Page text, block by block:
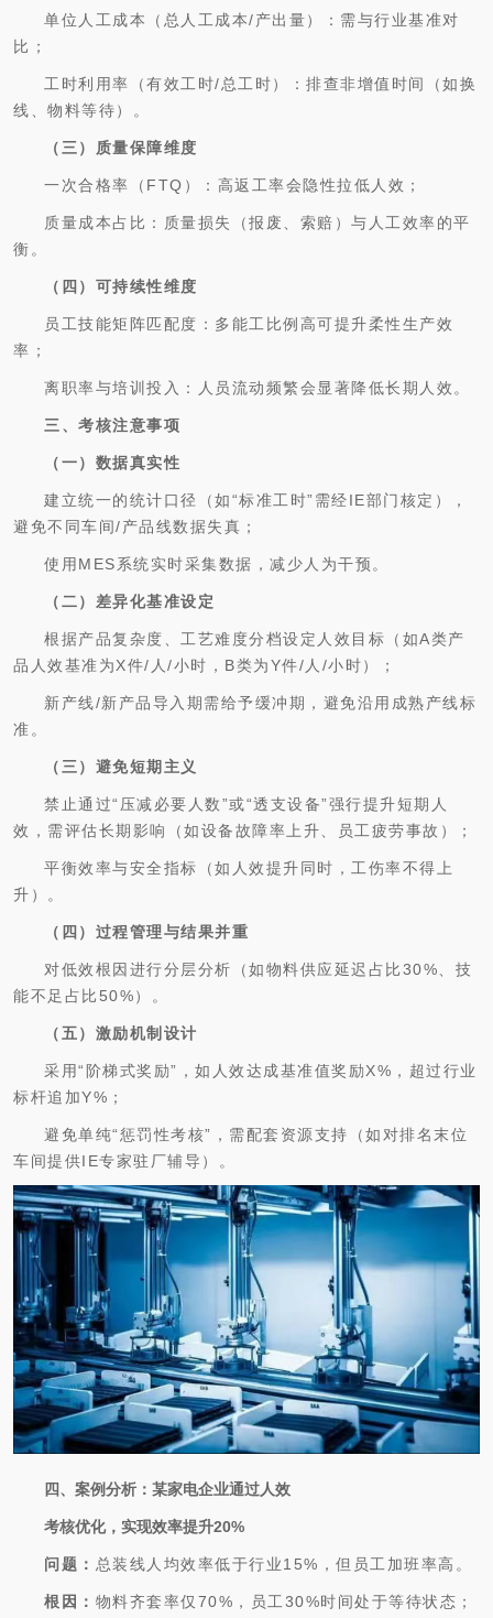
单位人工成本（总人工成本/产出量）：需与行业基准对
比；
工时利用率（有效工时/总工时）：排查非增值时间（如换
线、物料等待）。
（三）质量保障维度
一次合格率（FTQ）：高返工率会隐性拉低人效；
质量成本占比：质量损失（报废、索赔）与人工效率的平
衡。
（四）可持续性维度
员工技能矩阵匹配度：多能工比例高可提升柔性生产效
率；
离职率与培训投入：人员流动频繁会显著降低长期人效。
三、考核注意事项
（一）数据真实性
建立统一的统计口径（如“标准工时”需经IE部门核定），
避免不同车间/产品线数据失真；
使用MES系统实时采集数据，减少人为干预。
（二）差异化基准设定
根据产品复杂度、工艺难度分档设定人效目标（如A类产
品人效基准为X件/人/小时，B类为Y件/人/小时）；
新产线/新产品导入期需给予缓冲期，避免沿用成熟产线标
准。
（三）避免短期主义
禁止通过“压减必要人数”或“透支设备”强行提升短期人
效，需评估长期影响（如设备故障率上升、员工疲劳事故）；
平衡效率与安全指标（如人效提升同时，工伤率不得上
升）。
（四）过程管理与结果并重
对低效根因进行分层分析（如物料供应延迟占比30%、技
能不足占比50%）。
（五）激励机制设计
采用“阶梯式奖励”，如人效达成基准值奖励X%，超过行业
标杆追加Y%；
避免单纯“惩罚性考核”，需配套资源支持（如对排名末位
车间提供IE专家驻厂辅导）。
四、案例分析：某家电企业通过人效
考核优化，实现效率提升20%
问题： 总装线人均效率低于行业15%，但员工加班率高。
根因： 物料齐套率仅70%，员工30%时间处于等待状态；